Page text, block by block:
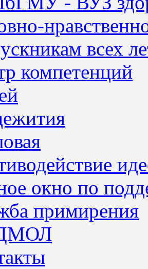
всех
компетенций
окно по
примирения